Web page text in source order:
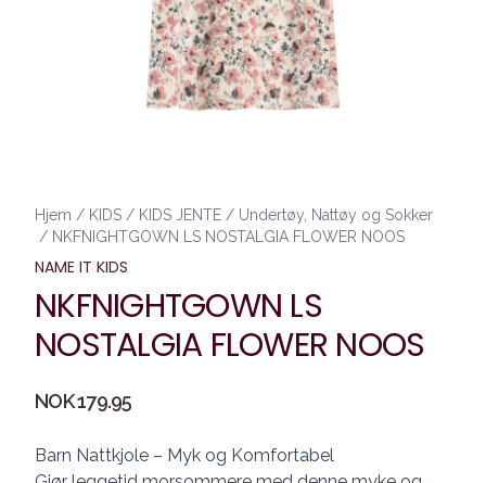
Hjem / KIDS / KIDS JENTE / Undertøy, Nattøy og Sokker
/ NKFNIGHTGOWN LS NOSTALGIA FLOWER NOOS
NAME IT KIDS
NKFNIGHTGOWN LS
NOSTALGIA FLOWER NOOS
Produktdetaljer
NOK 179.95
Description
Barn Nattkjole – Myk og Komfortabel